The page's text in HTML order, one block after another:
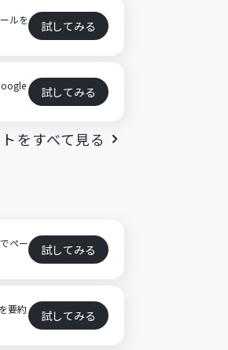
ルを
試してみる
試してみる
をすべて見る
ペー
試してみる
要約
試してみる